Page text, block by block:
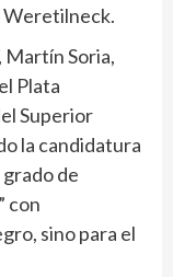
Weretilneck.
Martín Soria,
Plata
Superior
la candidatura
de
con
sino para el